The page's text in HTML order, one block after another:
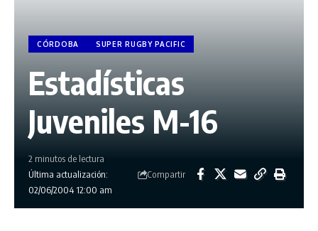
CÓRDOBA SUPER RUGBY PACIFIC
Estadísticas
Juveniles M-16
Última actualización:
02/06/2004 12:00 am
2 minutos de lectura
Compartir